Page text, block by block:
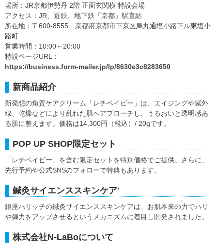
場所：JR京都伊勢丹 2階 正面玄関横 特設会場
アクセス：JR、近鉄、地下鉄「京都」駅直結
所在地：〒600-8555 京都府京都市下京区烏丸通塩小路下ル東塩小
路町
営業時間：10:00～20:00
特設ページURL：
https://business.form-mailer.jp/lp/8630e3c8283650
新商品紹介
新発想の角質ケアクリーム「レチベイビー」は、エイジングや紫外
線、乾燥などにより乱れた肌へアプローチし、うるおいと透明感あ
る肌に整えます。価格は14,300円（税込）/ 20gです。
POP UP SHOP限定セット
「レチベイビー」を含む限定セットを特別価格でご提供。さらに、
先行予約や公式SNSのフォローで特典もあります。
鍼灸サイエンススキンケア'
銀座ハリッチの鍼灸サイエンススキンケアは、お肌本来の力でハリ
や弾力をアップさせるというメカニズムに着目し開発されました。
株式会社N-LaBoについて